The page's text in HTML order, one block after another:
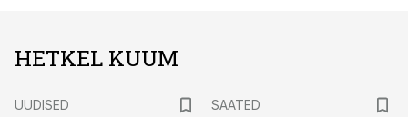
HETKEL KUUM
UUDISED
SAATED